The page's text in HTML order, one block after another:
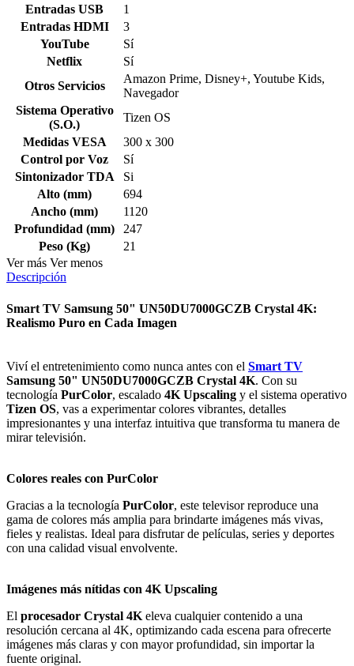
Entradas USB
1
Entradas HDMI
3
YouTube
Sí
Netflix
Sí
Otros Servicios
Amazon Prime, Disney+, Youtube Kids,
Navegador
Sistema Operativo
(S.O.)
Tizen OS
Medidas VESA
300 x 300
Control por Voz
Sí
Sintonizador TDA
Si
Alto (mm)
694
Ancho (mm)
1120
Profundidad (mm)
247
Peso (Kg)
21
Ver más Ver menos
Descripción
Smart TV Samsung 50" UN50DU7000GCZB Crystal 4K:
Realismo Puro en Cada Imagen
Viví el entretenimiento como nunca antes con el Smart TV
Samsung 50" UN50DU7000GCZB Crystal 4K. Con su
tecnología PurColor, escalado 4K Upscaling y el sistema operativo
Tizen OS, vas a experimentar colores vibrantes, detalles
impresionantes y una interfaz intuitiva que transforma tu manera de
mirar televisión.
Colores reales con PurColor
Gracias a la tecnología PurColor, este televisor reproduce una
gama de colores más amplia para brindarte imágenes más vivas,
fieles y realistas. Ideal para disfrutar de películas, series y deportes
con una calidad visual envolvente.
Imágenes más nítidas con 4K Upscaling
El procesador Crystal 4K eleva cualquier contenido a una
resolución cercana al 4K, optimizando cada escena para ofrecerte
imágenes más claras y con mayor profundidad, sin importar la
fuente original.